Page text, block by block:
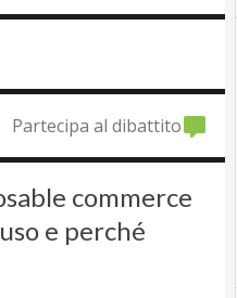
Partecipa al dibattito
commerce
e perché